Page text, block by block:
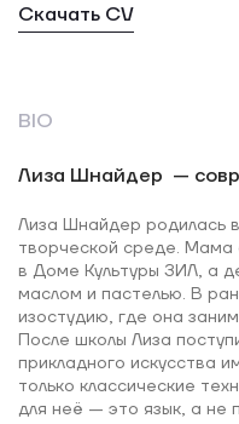
Скачать CV
BIO
Лиза Шнайдер —
Лиза Шнайдер родилась
творческой среде. Мама
в Доме Культуры ЗИЛ, а
маслом и пастелью. В
изостудию, где она
После школы Лиза
прикладного искусства
только классические
для неё — это язык, а не